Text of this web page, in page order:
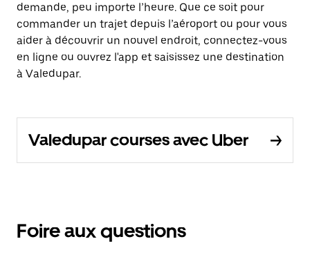
demande, peu importe l’heure. Que ce soit pour
commander un trajet depuis l’aéroport ou pour vous
aider à découvrir un nouvel endroit, connectez-vous
en ligne ou ouvrez l'app et saisissez une destination
à Valedupar.
Valedupar courses avec Uber
Foire aux questions